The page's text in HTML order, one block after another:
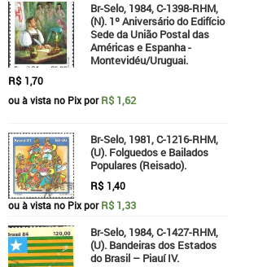
Br-Selo, 1984, C-1398-RHM,
(N). 1º Aniversário do Edifício
Sede da União Postal das
Américas e Espanha -
Montevidéu/Uruguai.
R$ 1,70
ou à vista no Pix porR$ 1,62
Br-Selo, 1981, C-1216-RHM,
(U). Folguedos e Bailados
Populares (Reisado).
R$ 1,40
ou à vista no Pix porR$ 1,33
Br-Selo, 1984, C-1427-RHM,
(U). Bandeiras dos Estados
do Brasil – Piauí IV.